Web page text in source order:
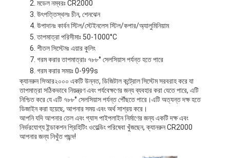
মডেল নম্বরঃ CR2000
উৎপত্তিস্থলঃ চীন, শেনঝেন
উপাদানঃ কার্বন স্টিল/স্টেইনলেস স্টিল/কপার/অ্যালুমিনিয়াম
তাপমাত্রা পরিসীমাঃ 50-1000°C
শীতল সিস্টেমঃ এয়ার কুলিং
গরম করার তাপমাত্রাঃ ৭৮৮° সেলসিয়াস পর্যন্ত হতে পারে
গরম করার সময়ঃ 0-999s
ক্যানরুন সিআর২০০০ একটি উন্নত, ডিজিটাল কন্ট্রোল সিস্টেম সরবরাহ করে যা
তাপমাত্রা সঠিকভাবে নিয়ন্ত্রণ এবং পর্যবেক্ষণের জন্য ব্যবহার করা যেতে পারে, এটি
নিশ্চিত করে যে এটি ৭৮৮° সেলসিয়াস পর্যন্ত পৌঁছতে পারে।এটি অত্যন্ত দক্ষ হতে
ডিজাইন করা হয়েছে, আপনার সময় এবং অর্থ সাশ্রয় করে।
আপনি যদি আপনার তেল এবং গ্যাস পাইপলাইন নির্মাণের জন্য একটি দক্ষ এবং
নির্ভরযোগ্য ইন্ডাকশন প্রিহিটিং ওয়েল্ডিং পরিষেবা খুঁজছেন, ক্যানরুন CR2000
আপনার জন্য নিখুঁত পছন্দ!